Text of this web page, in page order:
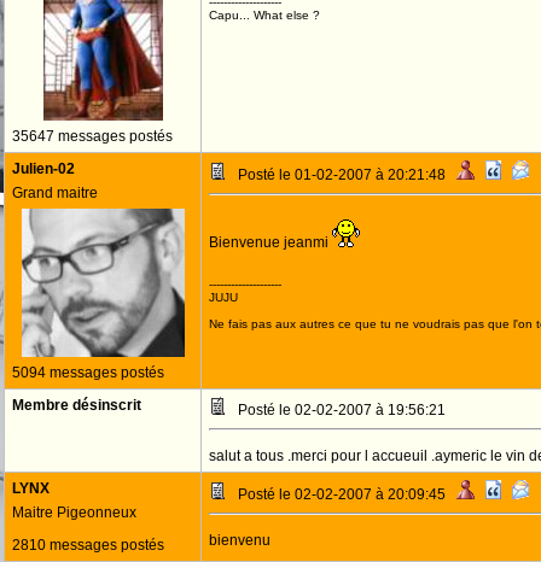
35647 messages postés
Capu... What else ?
Julien-02
Grand maitre
5094 messages postés
Posté le 01-02-2007 à 20:21:48
Bienvenue jeanmi
--------------------
JUJU
Ne fais pas aux autres ce que tu ne voudrais pas que l'on
Membre désinscrit Posté le 02-02-2007 à 19:56:21
salut a tous .merci pour l accueuil .aymeric le vin
LYNX
Maitre Pigeonneux
2810 messages postés
Posté le 02-02-2007 à 20:09:45
bienvenu